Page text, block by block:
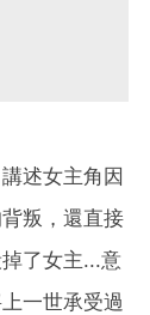
述女主角因
叛，還直接
了女主...意
一世承受過